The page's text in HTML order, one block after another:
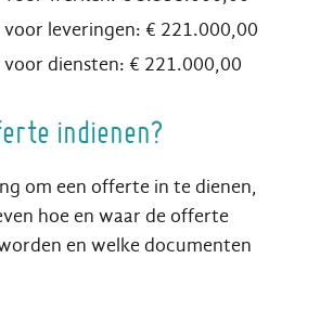
leveringen: € 221.000,00
diensten: € 221.000,00
indienen?
om een offerte in te dienen,
hoe en waar de offerte
en welke documenten